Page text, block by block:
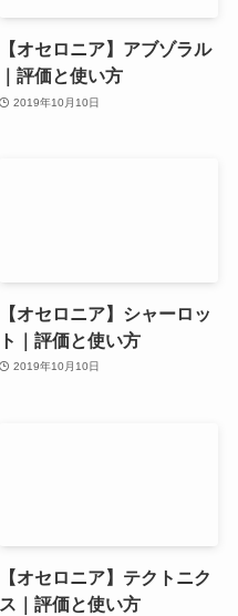
【オセロニア】アブゾラル
｜評価と使い方
2019年10月10日
【オセロニア】シャーロッ
ト｜評価と使い方
2019年10月10日
【オセロニア】テクトニク
ス｜評価と使い方